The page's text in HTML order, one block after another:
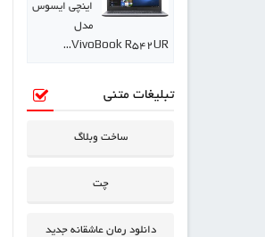
اینچی ایسوس
مدل
VivoBook R542UR…
تبلیغات متنی
ساخت وبلاگ
چت
دانلود رمان عاشقانه جدید